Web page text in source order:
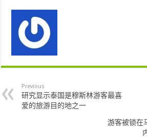
Previous
研究显示泰国是穆斯林游客最喜
爱的旅游目的地之一
游客被锁在